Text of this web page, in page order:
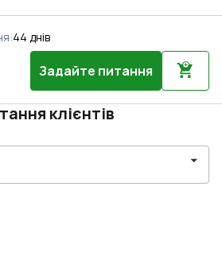
:44 днів
Задайте питання
клієнтів